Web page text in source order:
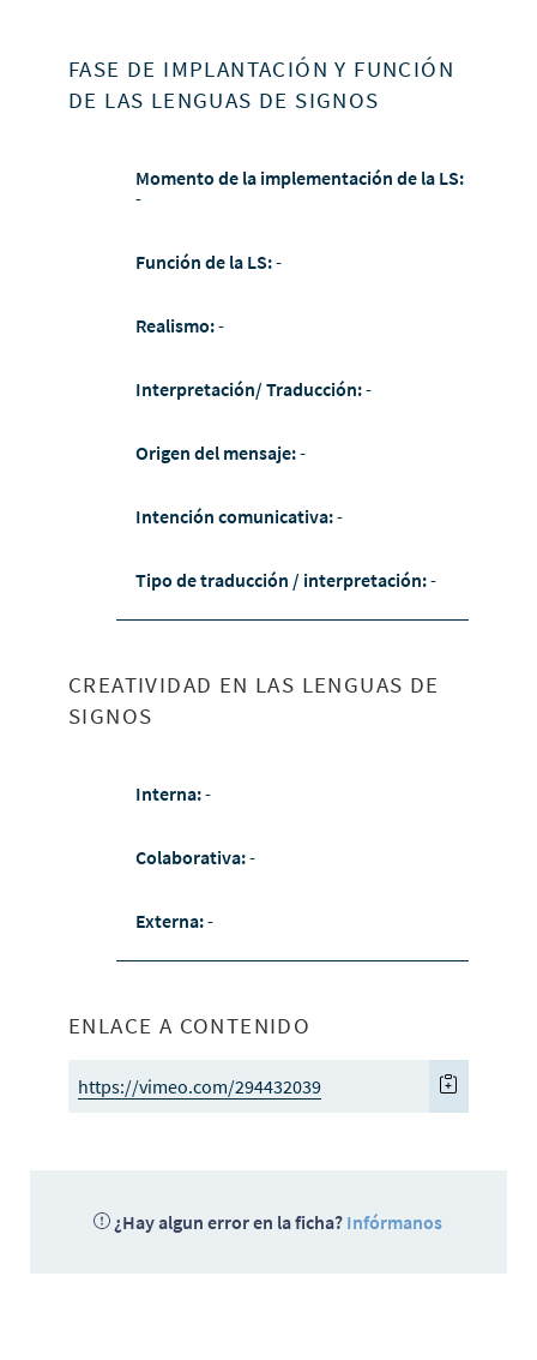
FASE DE IMPLANTACIÓN Y FUNCIÓN
DE LAS LENGUAS DE SIGNOS
Momento de la implementación de la LS:
-
Función de la LS:-
Realismo:-
Interpretación/ Traducción:-
Origen del mensaje:-
Intención comunicativa:-
Tipo de traducción / interpretación:-
CREATIVIDAD EN LAS LENGUAS DE
SIGNOS
Interna:-
Colaborativa:-
Externa:-
ENLACE A CONTENIDO
https://vimeo.com/294432039
¿Hay algun error en la ficha? Infórmanos